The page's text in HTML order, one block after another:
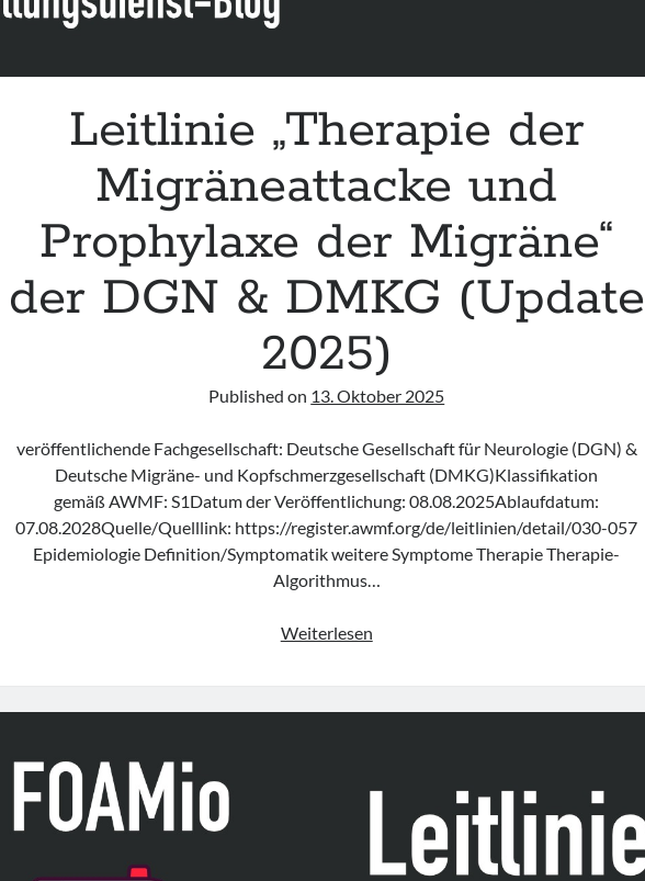
Leitlinie „Therapie der
Migräneattacke und
Prophylaxe der Migräne“
der DGN & DMKG (Update
2025)
Published on 13. Oktober 2025
veröffentlichende Fachgesellschaft: Deutsche Gesellschaft für Neurologie (DGN) &
Deutsche Migräne- und Kopfschmerzgesellschaft (DMKG)Klassifikation
gemäß AWMF: S1Datum der Veröffentlichung: 08.08.2025Ablaufdatum:
07.08.2028Quelle/Quelllink: https://register.awmf.org/de/leitlinien/detail/030-057
Epidemiologie Definition/Symptomatik weitere Symptome Therapie Therapie-
Algorithmus…
WeiterlesenLeitlinie
Migräneattacke
der
Migräne“
DGN